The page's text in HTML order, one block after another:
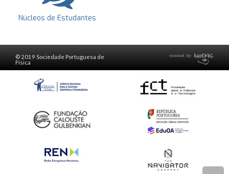
Núcleos de Estudantes
© 2019 Sociedade Portuguesa de
Física